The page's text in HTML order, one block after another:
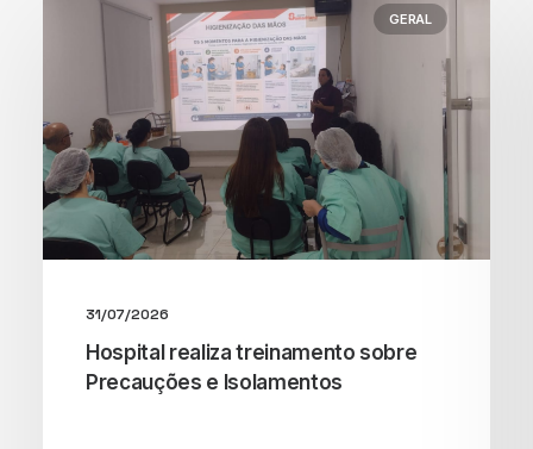
GERAL
31/07/2026
Hospital realiza treinamento sobre
Precauções e Isolamentos